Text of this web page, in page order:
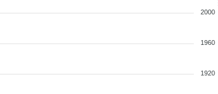
2000
1960
1920